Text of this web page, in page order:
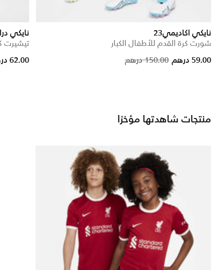
نايكي اكاديمي23
شورت كرة القدم للأطفال الكبار
Price 150.00 درهم to59.00 درهم
نايكي
تيشيرت
62.00 درهم
منتجات شاهدتها مؤخرًا